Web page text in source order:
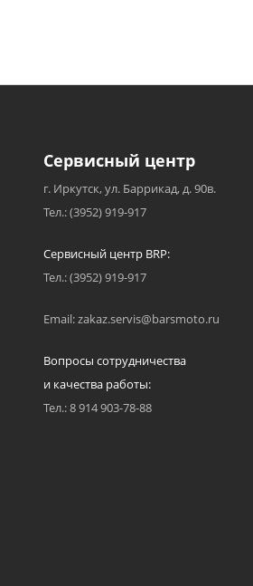
Сервисный центр
г. Иркутск, ул. Баррикад, д. 90в.
Тел.: (3952) 919-917
Сервисный центр BRP:
Тел.: (3952) 919-917
Email: zakaz.servis@barsmoto.ru
Вопросы сотрудничества
и качества работы:
Тел.: 8 914 903-78-88